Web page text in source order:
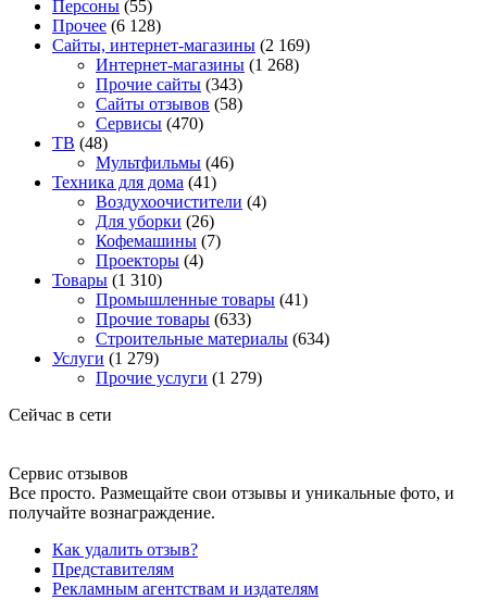
Персоны (55)
Прочее (6 128)
Сайты, интернет-магазины (2 169)
Интернет-магазины (1 268)
Прочие сайты (343)
Сайты отзывов (58)
Сервисы (470)
ТВ (48)
Мультфильмы (46)
Техника для дома (41)
Воздухоочистители (4)
Для уборки (26)
Кофемашины (7)
Проекторы (4)
Товары (1 310)
Промышленные товары (41)
Прочие товары (633)
Строительные материалы (634)
Услуги (1 279)
Прочие услуги (1 279)
Сейчас в сети
Сервис отзывов
Все просто. Размещайте свои отзывы и уникальные фото, и
получайте вознаграждение.
Как удалить отзыв?
Представителям
Рекламным агентствам и издателям